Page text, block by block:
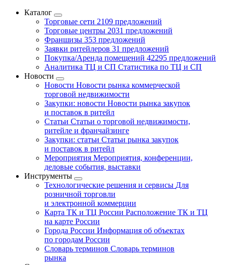
Каталог
Торговые сети 2109 предложений
Торговые центры 2031 предложений
Франшизы 353 предложений
Заявки ритейлеров 31 предложений
Покупка/Аренда помещений 42295 предложений
Аналитика ТЦ и СП Статистика по ТЦ и СП
Новости
Новости Новости рынка коммерческой
торговой недвижимости
Закупки: новости Новости рынка закупок
и поставок в ритейл
Статьи Статьи о торговой недвижимости,
ритейле и франчайзинге
Закупки: статьи Статьи рынка закупок
и поставок в ритейл
Мероприятия Мероприятия, конференции,
деловые события, выставки
Инструменты
Технологические решения и сервисы Для
розничной торговли
и электронной коммерции
Карта ТК и ТЦ России Расположение ТК и ТЦ
на карте России
Города России Информация об объектах
по городам России
Словарь терминов Словарь терминов
рынка